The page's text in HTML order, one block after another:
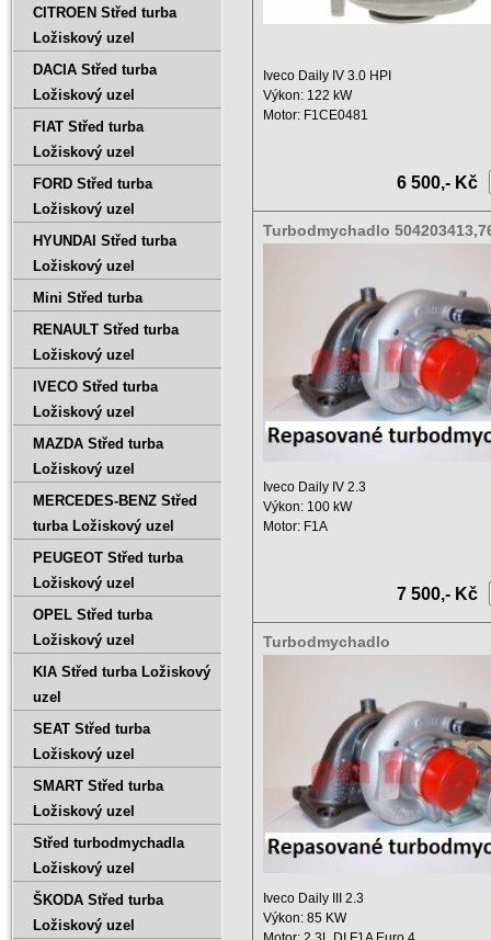
Iveco Daily IV 3.0 HPI
Výkon: 122 kW
Motor: F1CE0481
6 500,- Kč
Turbodmychadlo
Iveco Daily IV 2.3
Výkon: 100 kW
Motor: F1A
7 500,- Kč
Turbodmychadlo
Iveco Daily III 2.3
Výkon: 85 KW
CITROEN Střed turba
Ložiskový uzel
DACIA Střed turba
Ložiskový uzel
FIAT Střed turba
Ložiskový uzel
FORD Střed turba
Ložiskový uzel
HYUNDAI Střed turba
Ložiskový uzel
Mini Střed turba
RENAULT Střed turba
Ložiskový uzel
IVECO Střed turba
Ložiskový uzel
MAZDA Střed turba
Ložiskový uzel
MERCEDES-BENZ Střed
turba Ložiskový uzel
PEUGEOT Střed turba
Ložiskový uzel
OPEL Střed turba
Ložiskový uzel
KIA Střed turba Ložiskový
uzel
SEAT Střed turba
Ložiskový uzel
SMART Střed turba
Ložiskový uzel
Střed turbodmychadla
Ložiskový uzel
ŠKODA Střed turba
Ložiskový uzel